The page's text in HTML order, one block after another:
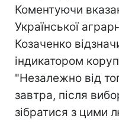
Коментуючи
Української
Козаченко
індикатором
"Незалежно від
завтра, після
зібратися з цими